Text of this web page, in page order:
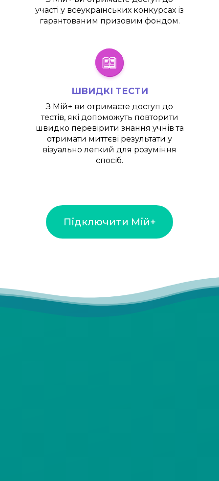
участі у всеукраїнських конкурсах із
гарантованим призовим фондом.
ШВИДКІ ТЕСТИ
З Мій+ ви отримаєте доступ до
тестів, які допоможуть повторити
швидко перевірити знання учнів та
отримати миттєві результати у
візуально легкий для розуміння
спосіб.
Підключити Мій+